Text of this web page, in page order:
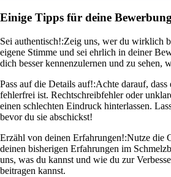
Einige Tipps für deine
Sei authentisch!:Zeig uns, wer du wirklich
eigene Stimme und sei ehrlich in deiner
dich besser kennenzulernen und zu sehen,
Pass auf die Details auf!:Achte darauf,
fehlerfrei ist. Rechtschreibfehler oder
einen schlechten Eindruck hinterlassen.
bevor du sie abschickst!
Erzähl von deinen Erfahrungen!:Nutze die
deinen bisherigen Erfahrungen im
uns, was du kannst und wie du zur
beitragen kannst.